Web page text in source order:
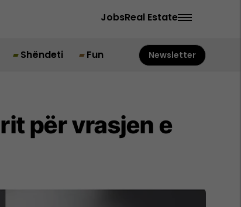
JobsReal Estate
Shëndeti Fun Newsletter
për vrasjen e